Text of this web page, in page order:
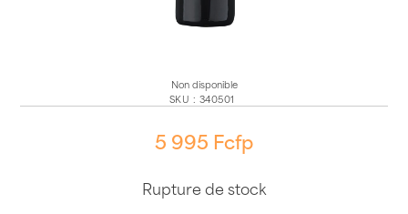
Non disponible
SKU : 340501
5 995 Fcfp
Rupture de stock